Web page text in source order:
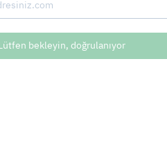
Lütfen bekleyin, doğrulanıyor.